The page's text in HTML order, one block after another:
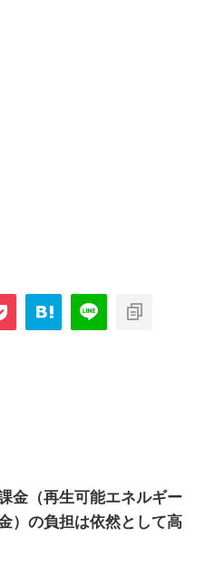
金（再生可能エネルギー
）の負担は依然として高